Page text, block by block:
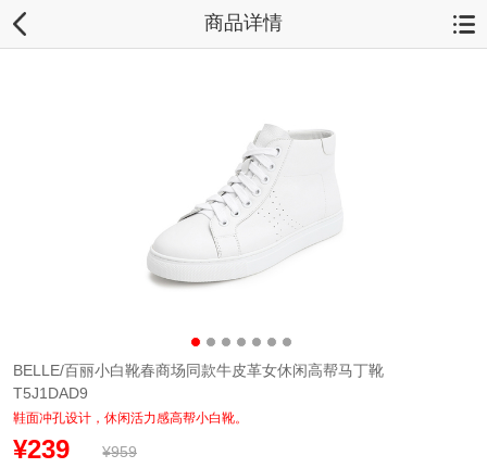
商品详情
BELLE/百丽小白靴春商场同款牛皮革女休闲高帮马丁靴
T5J1DAD9
鞋面冲孔设计，休闲活力感高帮小白靴。
¥239 ¥959